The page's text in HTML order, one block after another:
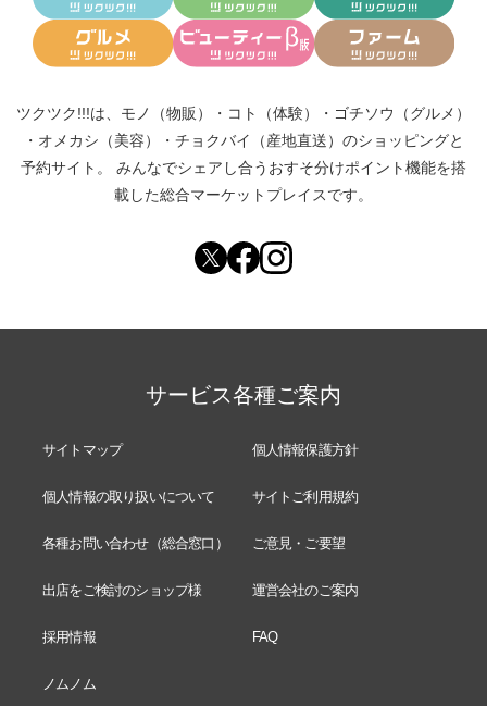
ツクツク!!!は、 モノ（物販） ・ コト（体験） ・ ゴチソウ（グルメ）
・ オメカシ（美容） ・ チョクバイ（産地直送） のショッピングと
予約サイト。
みんなでシェアし合う おすそ分けポイント機能を搭
載した総合マーケットプレイスです。
サービス各種ご案内
サイトマップ 個人情報保護方針
個人情報の取り扱いについて サイトご利用規約
各種お問い合わせ（総合窓口） ご意見・ご要望
出店をご検討のショップ様 運営会社のご案内
採用情報 FAQ
ノムノム